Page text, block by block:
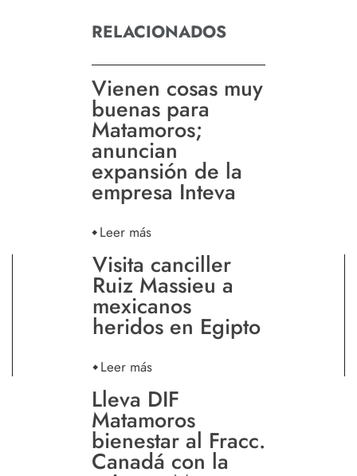
RELACIONADOS
Vienen cosas muy
buenas para
Matamoros;
anuncian
expansión de la
empresa Inteva
Leer más
Visita canciller
Ruiz Massieu a
mexicanos
heridos en Egipto
Leer más
Lleva DIF
Matamoros
bienestar al Fracc.
Canadá con la